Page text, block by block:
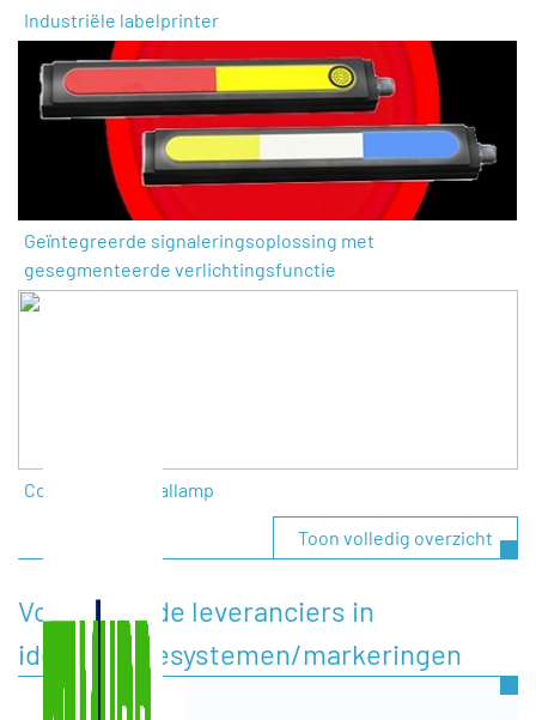
Industriële labelprinter
Geïntegreerde signaleringsoplossing met
gesegmenteerde verlichtingsfunctie
Compacte signaallamp
Toon volledig overzicht
Voorgestelde leveranciers in
identificatiesystemen/markeringen